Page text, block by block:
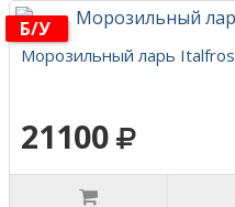
Б/у
Морозильный ларь
21100